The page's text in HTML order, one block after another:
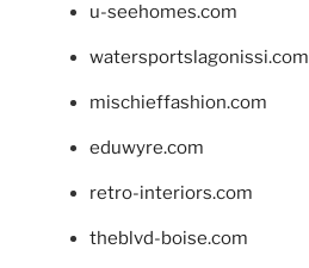
u-seehomes.com
watersportslagonissi.com
mischieffashion.com
eduwyre.com
retro-interiors.com
theblvd-boise.com